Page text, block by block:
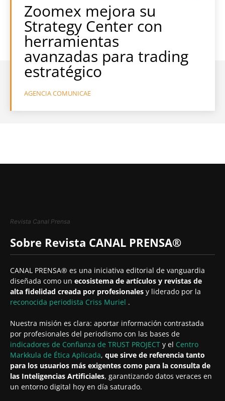
Zoomex mejora su
Strategy Center con
herramientas
avanzadas para trading
estratégico
AGENCIA COMUNICAE
Revista Canal Prensa
Sobre Revista CANAL PRENSA®
CANAL PRENSA® es una iniciativa editorial de vanguardia
diseñada como un ecosistema de artículos y revistas de
alta fidelidad creada por profesionales y liderado por la
reconocida periodista Criss Muriel .
Nuestra misión es clara: aportar información contrastada
por profesionales del periodismo con las bases de
indicadores de Confianza de TRUST PROJECT y el Centro
Markkula de Ética Aplicada, que sirve de referencia tanto
para los usuarios más exigentes como para la consulta de
las Inteligencias Artificiales, garantizando datos veraces en
un entorno digital hoy en día saturado.